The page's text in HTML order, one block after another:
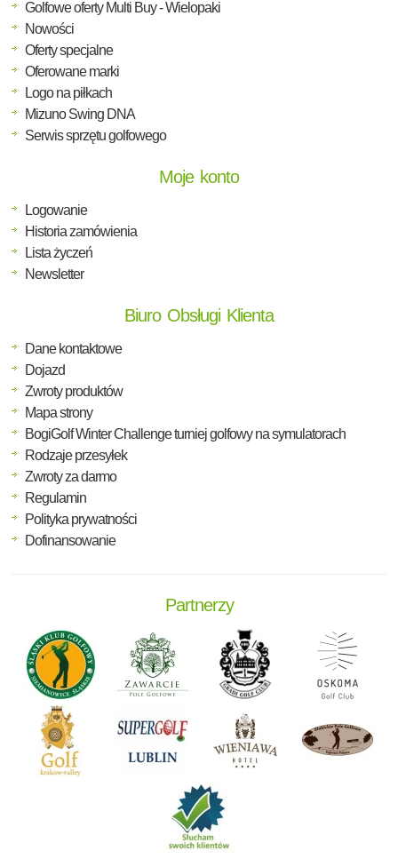
Golfowe oferty Multi Buy - Wielopaki
Nowości
Oferty specjalne
Oferowane marki
Logo na piłkach
Mizuno Swing DNA
Serwis sprzętu golfowego
Moje konto
Logowanie
Historia zamówienia
Lista życzeń
Newsletter
Biuro Obsługi Klienta
Dane kontaktowe
Dojazd
Zwroty produktów
Mapa strony
BogiGolf Winter Challenge turniej golfowy na symulatorach
Rodzaje przesyłek
Zwroty za darmo
Regulamin
Polityka prywatności
Dofinansowanie
Partnerzy